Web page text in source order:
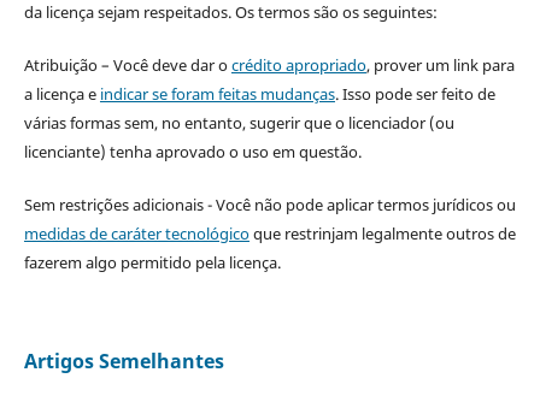
da licença sejam respeitados. Os termos são os seguintes:
Atribuição – Você deve dar ocrédito apropriado, prover um link para
a licença e indicar se foram feitas mudanças. Isso pode ser feito de
várias formas sem, no entanto, sugerir que o licenciador (ou
licenciante) tenha aprovado o uso em questão.
Sem restrições adicionais - Você não pode aplicar termos jurídicos ou
medidas de caráter tecnológicoque restrinjam legalmente outros de
fazerem algo permitido pela licença.
Artigos Semelhantes